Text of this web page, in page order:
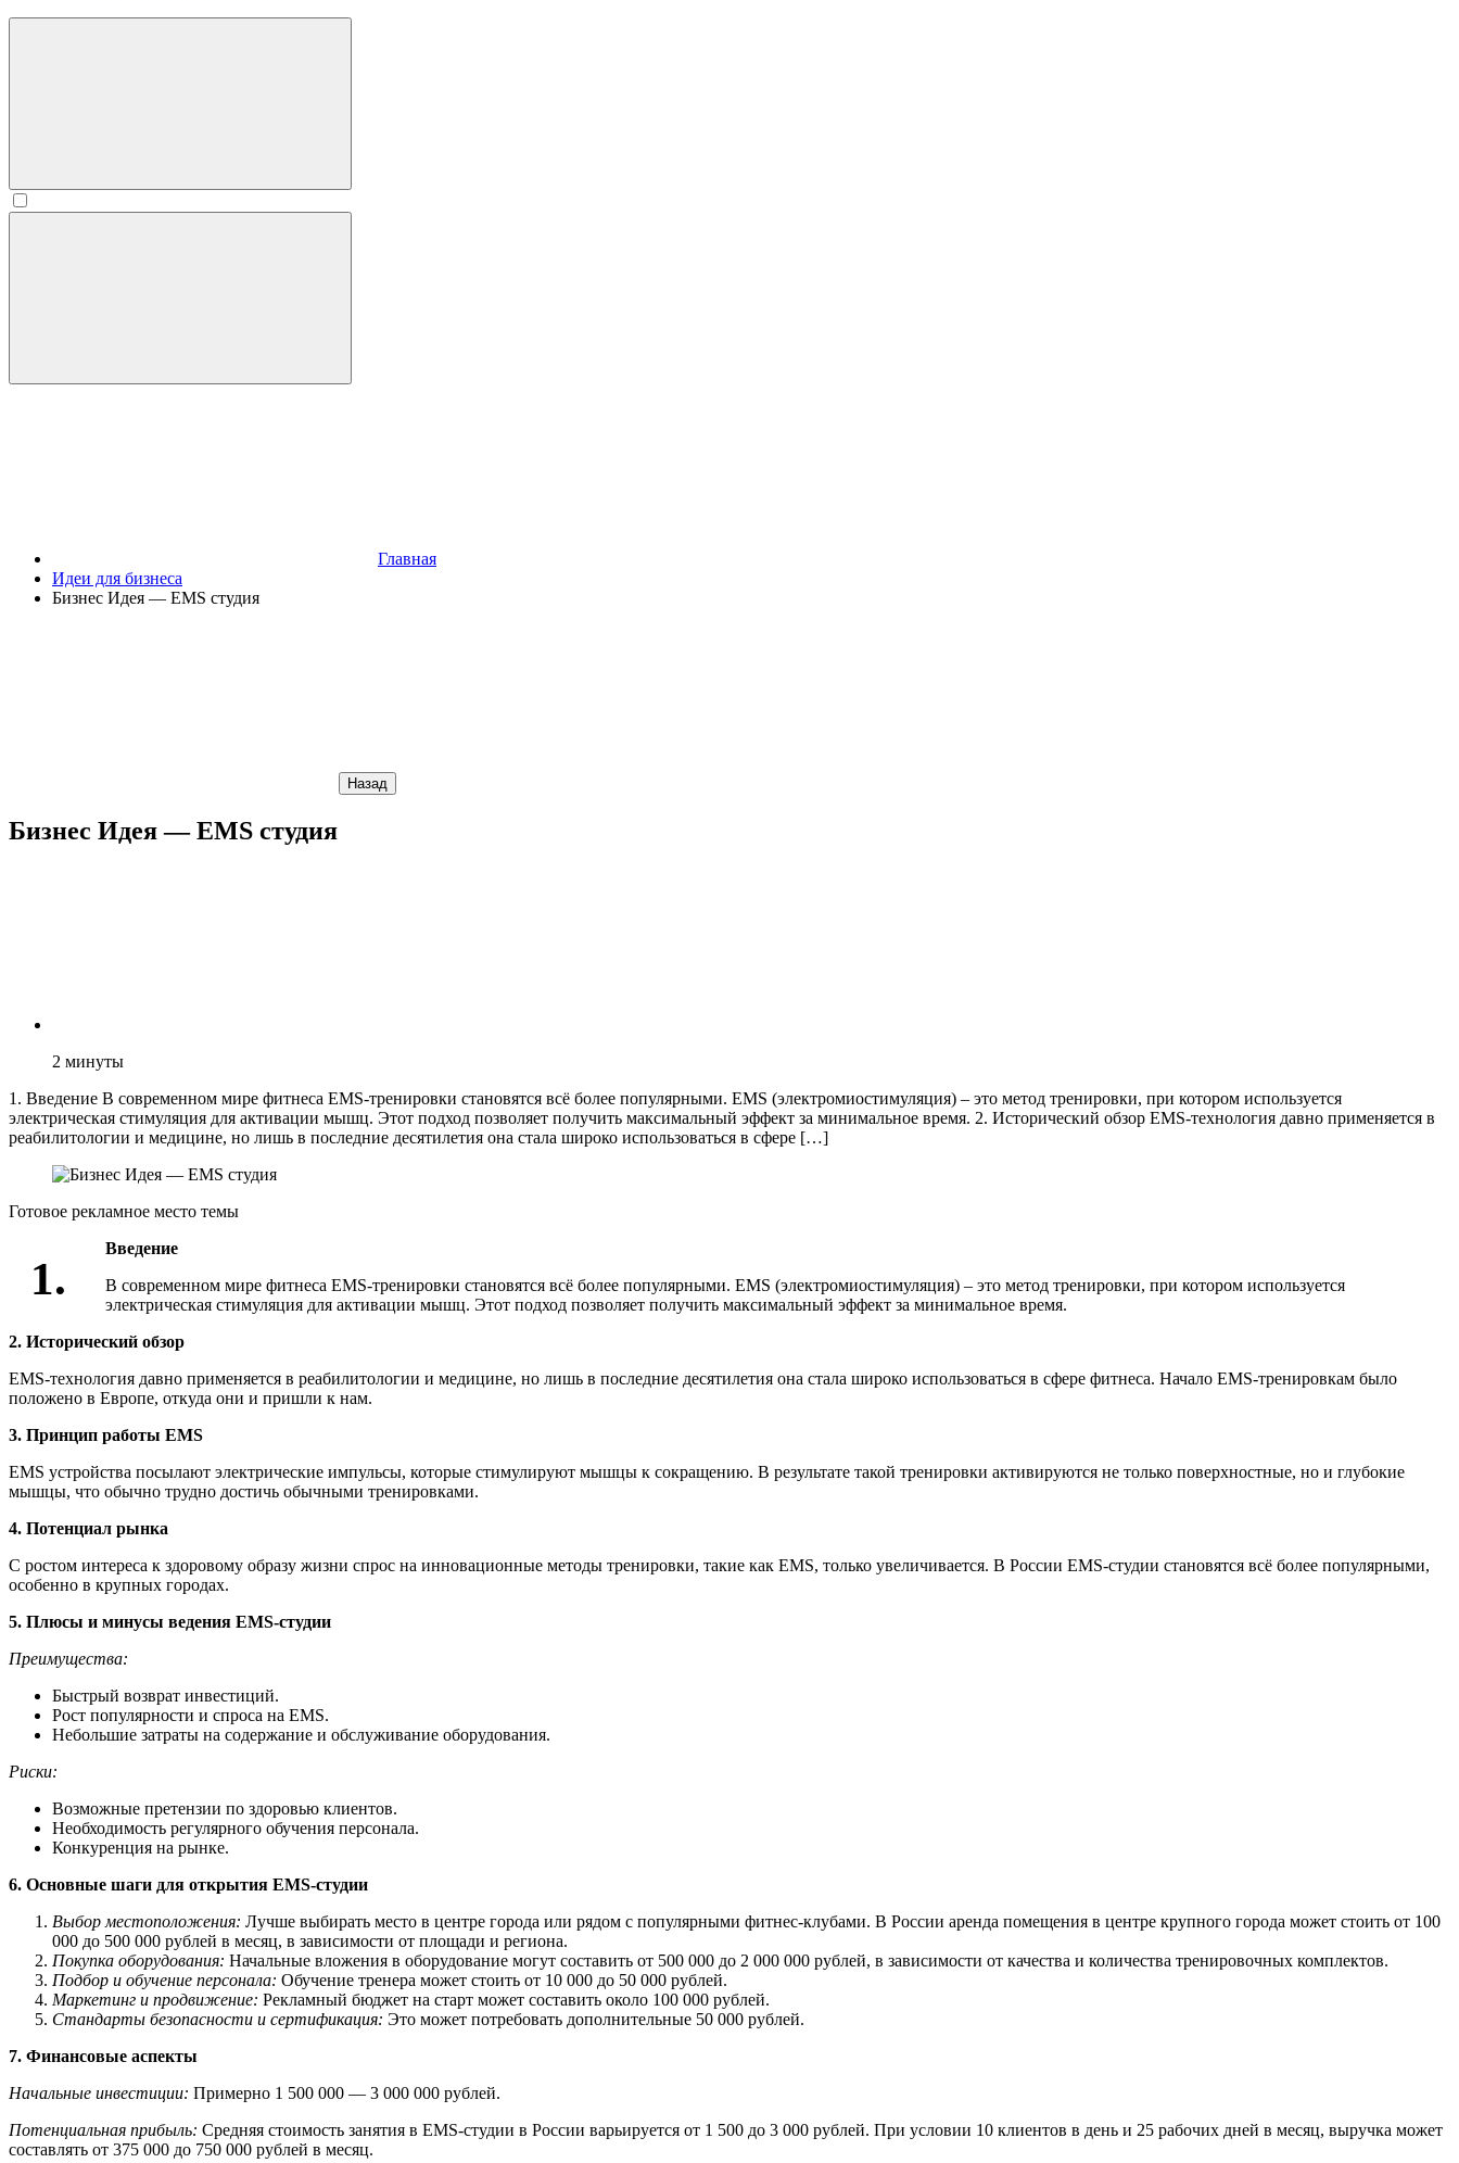
Главная
Идеи для бизнеса
Бизнес Идея — EMS студия
Назад
Бизнес Идея — EMS студия
2 минуты
1. Введение В современном мире фитнеса EMS-тренировки становятся всё более популярными. EMS (электромиостимуляция) – это метод тренировки, при котором используется
электрическая стимуляция для активации мышц. Этот подход позволяет получить максимальный эффект за минимальное время. 2. Исторический обзор EMS-технология давно применяется в
реабилитологии и медицине, но лишь в последние десятилетия она стала широко использоваться в сфере […]
Готовое рекламное место темы
1.
Введение
В современном мире фитнеса EMS-тренировки становятся всё более популярными. EMS (электромиостимуляция) – это метод тренировки, при котором используется
электрическая стимуляция для активации мышц. Этот подход позволяет получить максимальный эффект за минимальное время.
2. Исторический обзор
EMS-технология давно применяется в реабилитологии и медицине, но лишь в последние десятилетия она стала широко использоваться в сфере фитнеса. Начало EMS-тренировкам было
положено в Европе, откуда они и пришли к нам.
3. Принцип работы EMS
EMS устройства посылают электрические импульсы, которые стимулируют мышцы к сокращению. В результате такой тренировки активируются не только поверхностные, но и глубокие
мышцы, что обычно трудно достичь обычными тренировками.
4. Потенциал рынка
С ростом интереса к здоровому образу жизни спрос на инновационные методы тренировки, такие как EMS, только увеличивается. В России EMS-студии становятся всё более популярными,
особенно в крупных городах.
5. Плюсы и минусы ведения EMS-студии
Преимущества:
Быстрый возврат инвестиций.
Рост популярности и спроса на EMS.
Небольшие затраты на содержание и обслуживание оборудования.
Риски:
Возможные претензии по здоровью клиентов.
Необходимость регулярного обучения персонала.
Конкуренция на рынке.
6. Основные шаги для открытия EMS-студии
Выбор местоположения: Лучше выбирать место в центре города или рядом с популярными фитнес-клубами. В России аренда помещения в центре крупного города может стоить от 100
000 до 500 000 рублей в месяц, в зависимости от площади и региона.
Покупка оборудования: Начальные вложения в оборудование могут составить от 500 000 до 2 000 000 рублей, в зависимости от качества и количества тренировочных комплектов.
Подбор и обучение персонала: Обучение тренера может стоить от 10 000 до 50 000 рублей.
Маркетинг и продвижение: Рекламный бюджет на старт может составить около 100 000 рублей.
Стандарты безопасности и сертификация: Это может потребовать дополнительные 50 000 рублей.
7. Финансовые аспекты
Начальные инвестиции: Примерно 1 500 000 — 3 000 000 рублей.
Потенциальная прибыль: Средняя стоимость занятия в EMS-студии в России варьируется от 1 500 до 3 000 рублей. При условии 10 клиентов в день и 25 рабочих дней в месяц, выручка может
составлять от 375 000 до 750 000 рублей в месяц.